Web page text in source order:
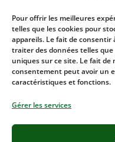
Pour offrir les meilleures
telles que les cookies pour
appareils. Le fait de
traiter des données telles
uniques sur ce site. Le fait
consentement peut avoir un
caractéristiques et fonctions.
Gérer les services